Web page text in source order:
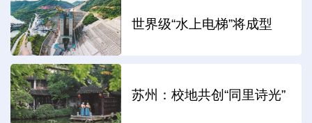
世界级“水上电梯”将成型
苏州：校地共创“同里诗光”